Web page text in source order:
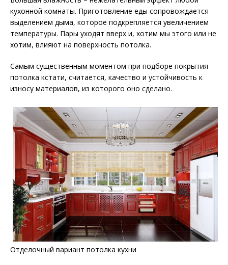
кухонной комнаты. Приготовление еды сопровождается
выделением дыма, которое подкрепляется увеличением
температуры. Пары уходят вверх и, хотим мы этого или не
хотим, влияют на поверхность потолка.
Самым существенным моментом при подборе покрытия
потолка кстати, считается, качество и устойчивость к
износу материалов, из которого оно сделано.
Отделочный вариант потолка кухни